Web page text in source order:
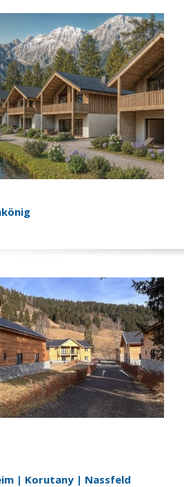
| Korutany | Nassfeld